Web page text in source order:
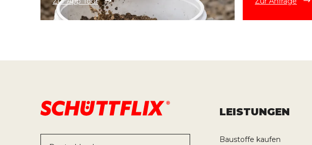
LEISTUNGEN
Baustoffe kaufen